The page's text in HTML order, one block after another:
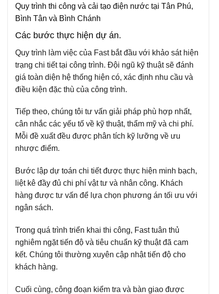
Quy trình thi công và cải tạo điện nước tại Tân Phú,
Bình Tân và Bình Chánh
Các bước thực hiện dự án.
Quy trình làm việc của Fast bắt đầu với khảo sát hiện
trạng chi tiết tại công trình. Đội ngũ kỹ thuật sẽ đánh
giá toàn diện hệ thống hiện có, xác định nhu cầu và
điều kiện đặc thù của công trình.
Tiếp theo, chúng tôi tư vấn giải pháp phù hợp nhất,
cân nhắc các yếu tố về kỹ thuật, thẩm mỹ và chi phí.
Mỗi đề xuất đều được phân tích kỹ lưỡng về ưu
nhược điểm.
Bước lập dự toán chi tiết được thực hiện minh bạch,
liệt kê đầy đủ chi phí vật tư và nhân công. Khách
hàng được tư vấn để lựa chọn phương án tối ưu với
ngân sách.
Trong quá trình triển khai thi công, Fast tuân thủ
nghiêm ngặt tiến độ và tiêu chuẩn kỹ thuật đã cam
kết. Chúng tôi thường xuyên cập nhật tiến độ cho
khách hàng.
Cuối cùng, công đoạn kiểm tra và bàn giao được